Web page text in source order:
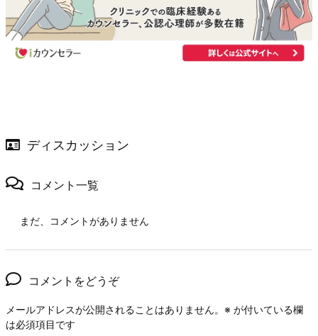
ディスカッション
コメント一覧
まだ、コメントがありません
コメントをどうぞ
メールアドレスが公開されることはありません。 ※ が付いている欄
は必須項目です